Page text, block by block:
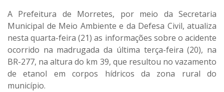
A Prefeitura de Morretes, por meio da Secretaria
Municipal de Meio Ambiente e da Defesa Civil, atualiza
nesta quarta-feira (21) as informações sobre o acidente
ocorrido na madrugada da última terça-feira (20), na
BR-277, na altura do km 39, que resultou no vazamento
de etanol em corpos hídricos da zona rural do
município.